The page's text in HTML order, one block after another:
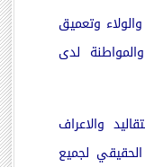
وتعميق
لدى
والاعراف
لجميع